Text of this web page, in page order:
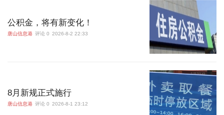
公积金，将有新变化！
唐山信息港 评论 0 2026-8-2 22:33
8月新规正式施行
唐山信息港 评论 0 2026-8-1 23:12